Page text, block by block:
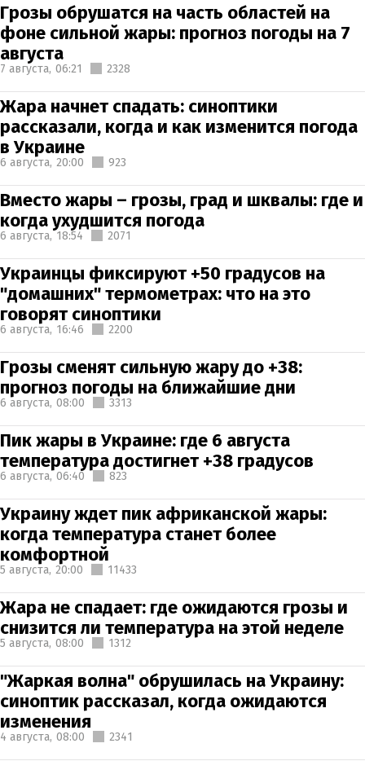
Грозы обрушатся на часть областей на
фоне сильной жары: прогноз погоды на 7
августа
7 августа, 06:21 2328
Жара начнет спадать: синоптики
рассказали, когда и как изменится погода
в Украине
6 августа, 20:00 923
Вместо жары – грозы, град и шквалы: где и
когда ухудшится погода
6 августа, 18:54 2071
Украинцы фиксируют +50 градусов на
"домашних" термометрах: что на это
говорят синоптики
6 августа, 16:46 2200
Грозы сменят сильную жару до +38:
прогноз погоды на ближайшие дни
6 августа, 08:00 3313
Пик жары в Украине: где 6 августа
температура достигнет +38 градусов
6 августа, 06:40 823
Украину ждет пик африканской жары:
когда температура станет более
комфортной
5 августа, 20:00 11433
Жара не спадает: где ожидаются грозы и
снизится ли температура на этой неделе
5 августа, 08:00 1312
"Жаркая волна" обрушилась на Украину:
синоптик рассказал, когда ожидаются
изменения
4 августа, 08:00 2341